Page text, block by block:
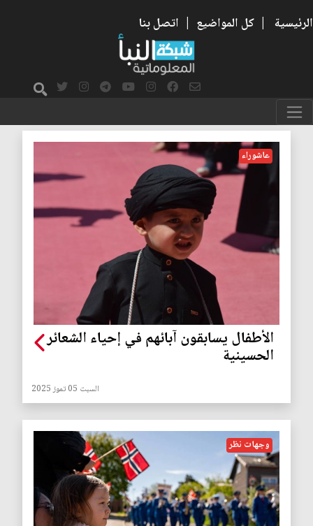
الرئيسية | كل المواضيع | اتصل بنا
الاجيال
عاشوراء
الأطفال يسابقون آبائهم في إحياء الشعائر
الحسينية
السبت 05 تموز 2025
وجهات نظر